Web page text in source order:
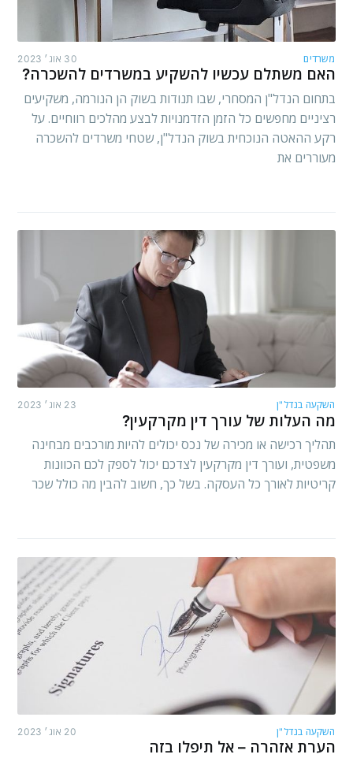
משרדים 30 אוג׳ 2023
האם משתלם עכשיו להשקיע במשרדים להשכרה?
בתחום הנדל"ן המסחרי, שבו תנודות בשוק הן הנורמה, משקיעים
רציניים מחפשים כל הזמן הזדמנויות לבצע מהלכים רווחיים. על
רקע ההאטה הנוכחית בשוק הנדל"ן, שטחי משרדים להשכרה
מעוררים את
השקעה בנדל"ן 23 אוג׳ 2023
מה העלות של עורך דין מקרקעין?
תהליך רכישה או מכירה של נכס יכולים להיות מורכבים מבחינה
משפטית, ועורך דין מקרקעין לצדכם יכול לספק לכם הכוונות
קריטיות לאורך כל העסקה. בשל כך, חשוב להבין מה כולל שכר
השקעה בנדל"ן 20 אוג׳ 2023
הערת אזהרה – אל תיפלו בזה